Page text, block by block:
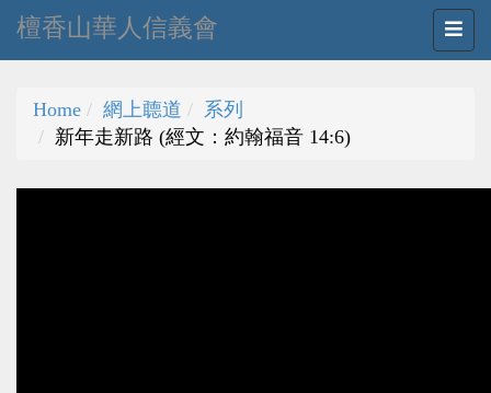
檀香山華人信義會
Home 網上聼道
系列
新年走新路 (經文：約翰福音 14:6)